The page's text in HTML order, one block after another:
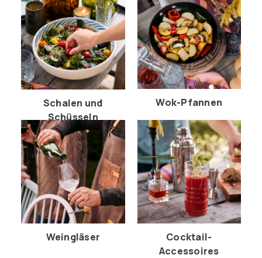
Schalen und
Schüsseln
Wok-Pfannen
Weingläser
Cocktail-
Accessoires